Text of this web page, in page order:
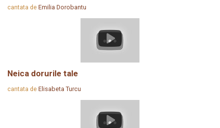
cantata de Emilia Dorobantu
Neica dorurile tale
cantata de Elisabeta Turcu